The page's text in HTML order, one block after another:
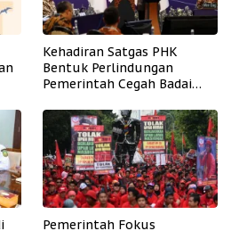
Kehadiran Satgas PHK
Bentuk Perlindungan
Pemerintah Cegah Badai
Pemerintah Fokus